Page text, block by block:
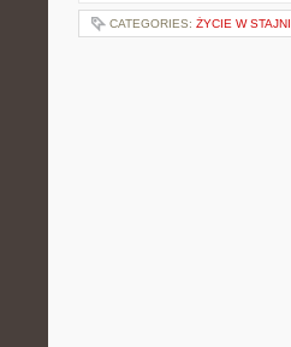
CATEGORIES: ŻYCIE W STAJNI